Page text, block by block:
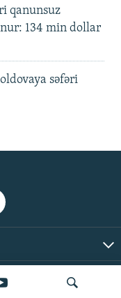
qanunsuz
134 min dollar
səfəri
| Bütün hüquqlar qorunur